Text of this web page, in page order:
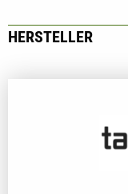
HERSTELLER